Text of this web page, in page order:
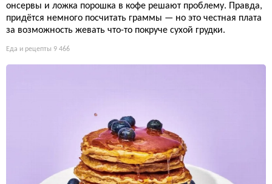
онсервы и ложка порошка в кофе решают проблему. Правда,
придётся немного посчитать граммы — но это честная плата
за возможность жевать что-то покруче сухой грудки.
Еда и рецепты 9 466